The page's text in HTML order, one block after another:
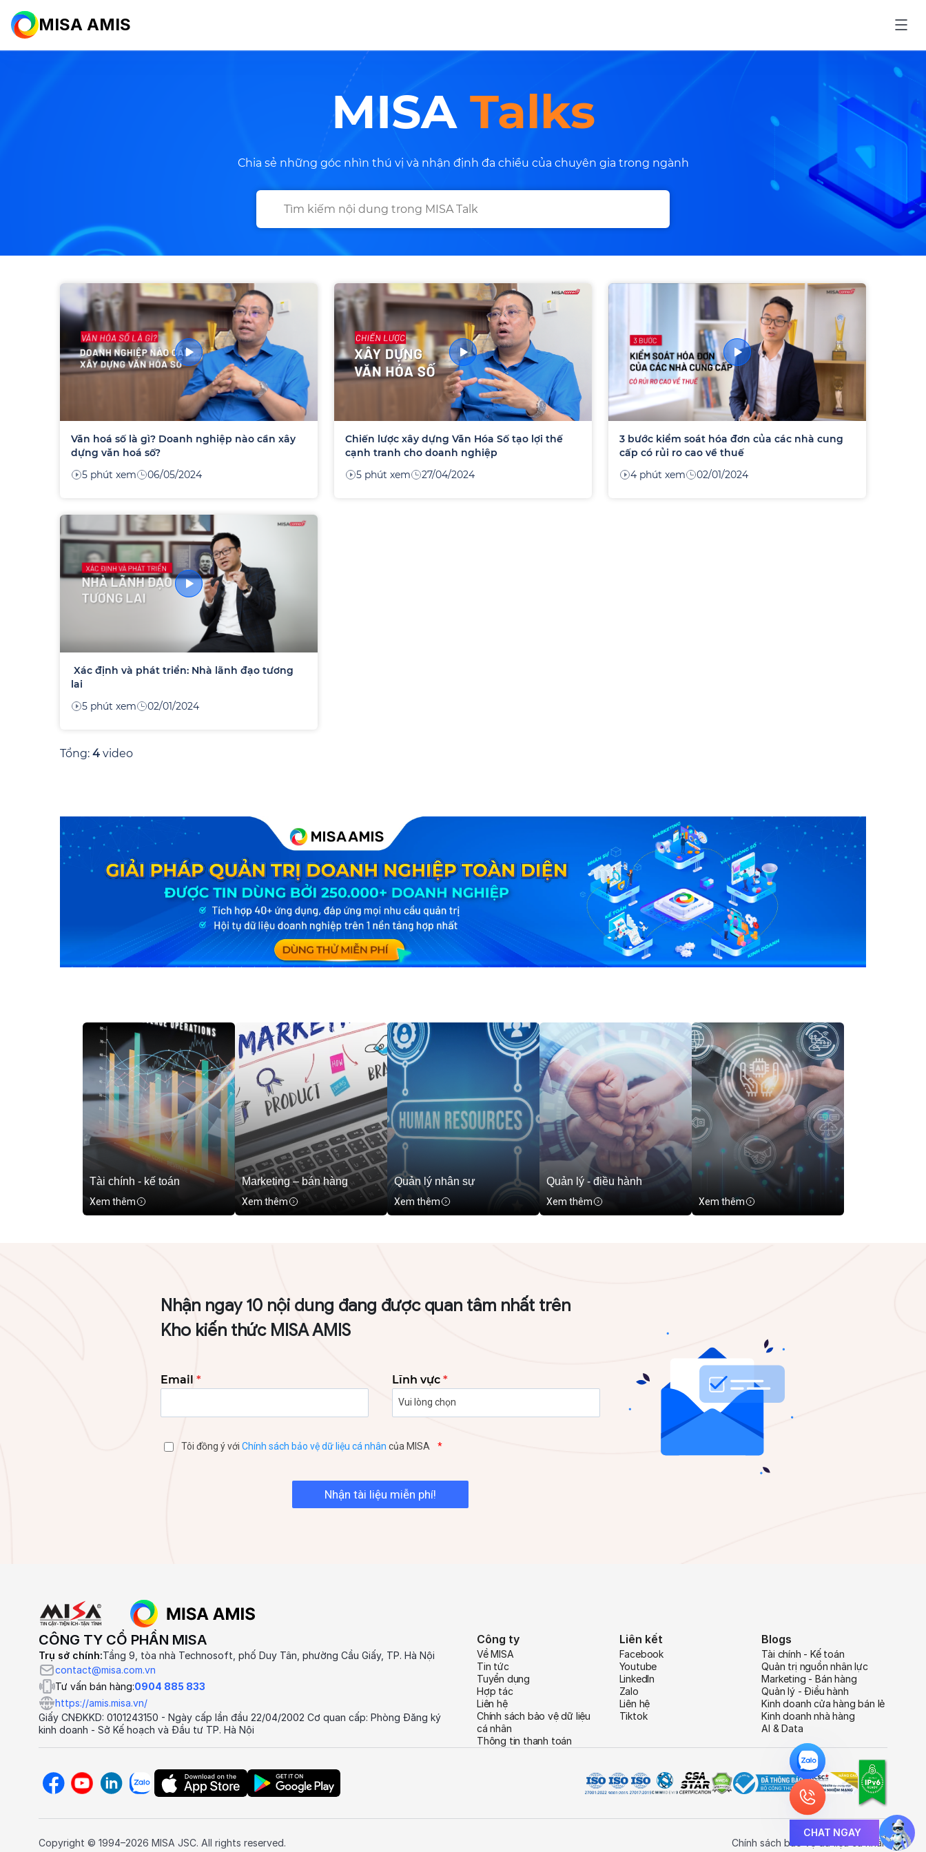
MISA AMIS
MISA Talks
Chia sẻ những góc nhìn thú vị và nhận định đa chiều của chuyên gia trong ngành
Search
Văn hoá số là gì? Doanh nghiệp nào cần xây
dựng văn hoá số?
5 phút xem
06/05/2024
Chiến lược xây dựng Văn Hóa Số tạo lợi thế
cạnh tranh cho doanh nghiệp
5 phút xem
27/04/2024
3 bước kiểm soát hóa đơn của các nhà cung
cấp có rủi ro cao về thuế
4 phút xem
02/01/2024
Xác định và phát triển: Nhà lãnh đạo tương
lai
5 phút xem
02/01/2024
Tổng: 4 video
Tài chính - kế toán
Xem thêm
Marketing – bán hàng
Xem thêm
Quản lý nhân sự
Xem thêm
Quản lý - điều hành
Xem thêm Xem thêm
Nhận ngay 10 nội dung đang được quan tâm nhất trên
Kho kiến thức MISA AMIS
Email * Lĩnh vực *
Tôi đồng ý với Chính sách bảo vệ dữ liệu cá nhân của MISA *
CÔNG TY CỔ PHẦN MISA
Trụ sở chính:Tầng 9, tòa nhà Technosoft, phố Duy Tân, phường Cầu Giấy, TP. Hà Nội
contact@misa.com.vn
Tư vấn bán hàng:0904 885 833
https://amis.misa.vn/
Giấy CNĐKKD: 0101243150 - Ngày cấp lần đầu 22/04/2002 Cơ quan cấp: Phòng Đăng ký
kinh doanh - Sở Kế hoạch và Đầu tư TP. Hà Nội
Công ty
Về MISA
Tin tức
Tuyển dụng
Hợp tác
Liên hệ
Chính sách bảo vệ dữ liệu
cá nhân
Thông tin thanh toán
Liên kết
Facebook
Youtube
LinkedIn
Zalo
Liên hệ
Tiktok
Blogs
Tài chính - Kế toán
Quản trị nguồn nhân lực
Marketing - Bán hàng
Quản lý - Điều hành
Kinh doanh cửa hàng bán lẻ
Kinh doanh nhà hàng
AI & Data
Copyright © 1994–2026 MISA JSC. All rights reserved. Chính sách bảo vệ dữ liệu cá nhân
CHAT NGAY